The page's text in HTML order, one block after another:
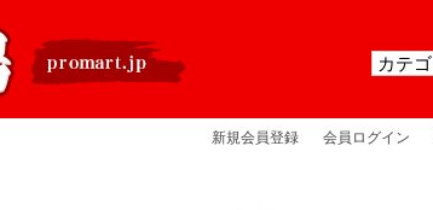
新規会員登録 会員ログイン